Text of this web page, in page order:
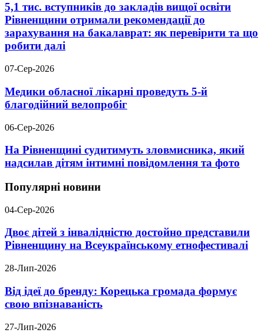
5,1 тис. вступників до закладів вищої освіти
Рівненщини отримали рекомендації до
зарахування на бакалаврат: як перевірити та що
робити далі
07-Сер-2026
Медики обласної лікарні проведуть 5-й
благодійний велопробіг
06-Сер-2026
На Рівненщині судитимуть зловмисника, який
надсилав дітям інтимні повідомлення та фото
Популярні новини
04-Сер-2026
Двоє дітей з інвалідністю достойно представили
Рівненщину на Всеукраїнському етнофестивалі
28-Лип-2026
Від ідеї до бренду: Корецька громада формує
свою впізнаваність
27-Лип-2026